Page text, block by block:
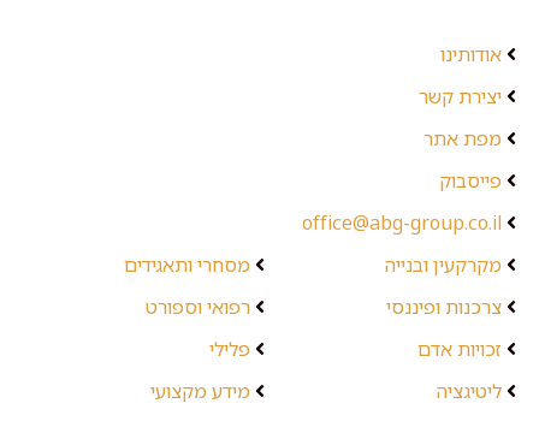
אודותינו
יצירת קשר
מפת אתר
פייסבוק
office@abg-group.co.il
מקרקעין ובנייה
צרכנות ופיננסי
זכויות אדם
ליטיגציה
מסחרי ותאגידים
רפואי וספורט
פלילי
מידע מקצועי